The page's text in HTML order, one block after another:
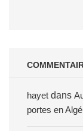
hayet dans
portes en